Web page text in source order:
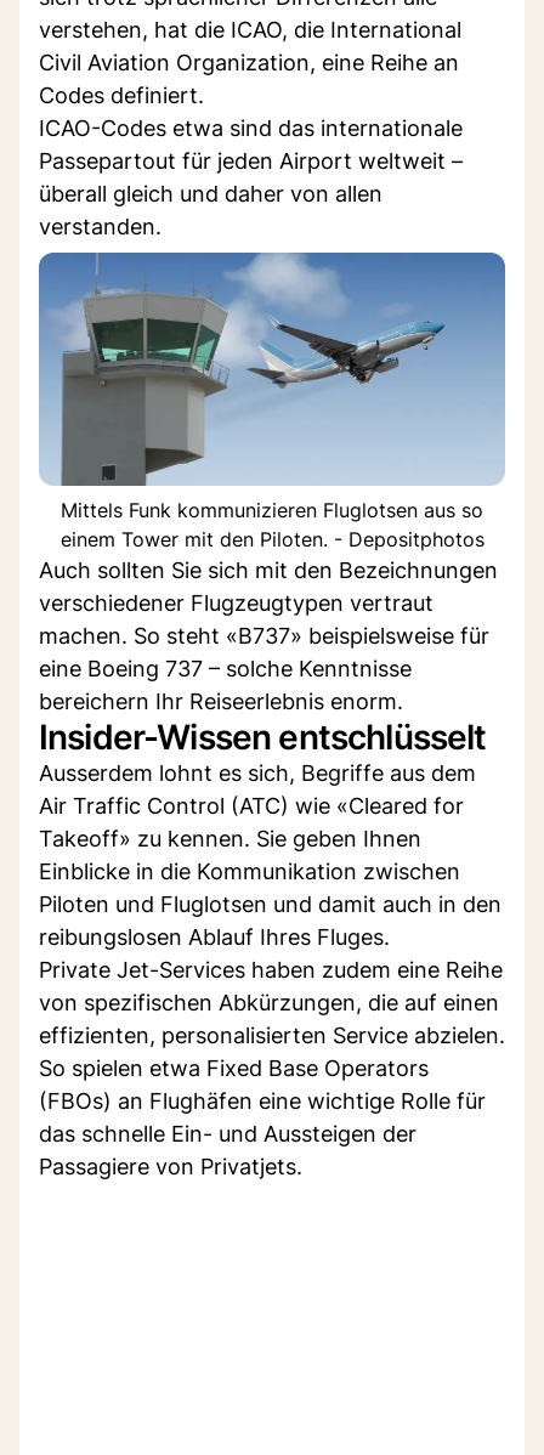
verstehen, hat die ICAO, die International
Civil Aviation Organization, eine Reihe an
Codes definiert.
ICAO-Codes etwa sind das internationale
Passepartout für jeden Airport weltweit –
überall gleich und daher von allen
verstanden.
Mittels Funk kommunizieren Fluglotsen aus so
einem Tower mit den Piloten. - Depositphotos
Auch sollten Sie sich mit den Bezeichnungen
verschiedener Flugzeugtypen vertraut
machen. So steht «B737» beispielsweise für
eine Boeing 737 – solche Kenntnisse
bereichern Ihr Reiseerlebnis enorm.
Insider-Wissen entschlüsselt
Ausserdem lohnt es sich, Begriffe aus dem
Air Traffic Control (ATC) wie «Cleared for
Takeoff» zu kennen. Sie geben Ihnen
Einblicke in die Kommunikation zwischen
Piloten und Fluglotsen und damit auch in den
reibungslosen Ablauf Ihres Fluges.
Private Jet-Services haben zudem eine Reihe
von spezifischen Abkürzungen, die auf einen
effizienten, personalisierten Service abzielen.
So spielen etwa Fixed Base Operators
(FBOs) an Flughäfen eine wichtige Rolle für
das schnelle Ein- und Aussteigen der
Passagiere von Privatjets.